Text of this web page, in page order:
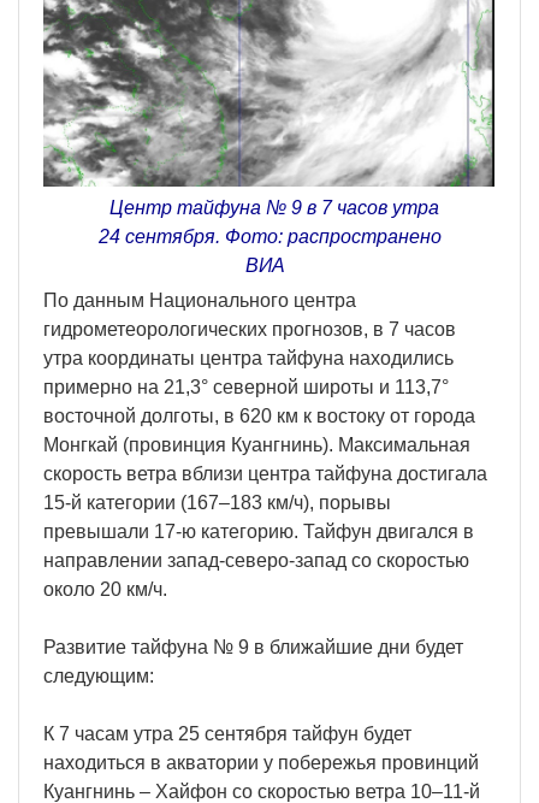
Центр тайфуна № 9 в 7 часов утра
24 сентября. Фото: распространено
ВИА
По данным Национального центра
гидрометеорологических прогнозов, в 7 часов
утра координаты центра тайфуна находились
примерно на 21,3° северной широты и 113,7°
восточной долготы, в 620 км к востоку от города
Монгкай (провинция Куангнинь). Максимальная
скорость ветра вблизи центра тайфуна достигала
15-й категории (167–183 км/ч), порывы
превышали 17-ю категорию. Тайфун двигался в
направлении запад-северо-запад со скоростью
около 20 км/ч.
Развитие тайфуна № 9 в ближайшие дни будет
следующим:
К 7 часам утра 25 сентября тайфун будет
находиться в акватории у побережья провинций
Куангнинь – Хайфон со скоростью ветра 10–11-й